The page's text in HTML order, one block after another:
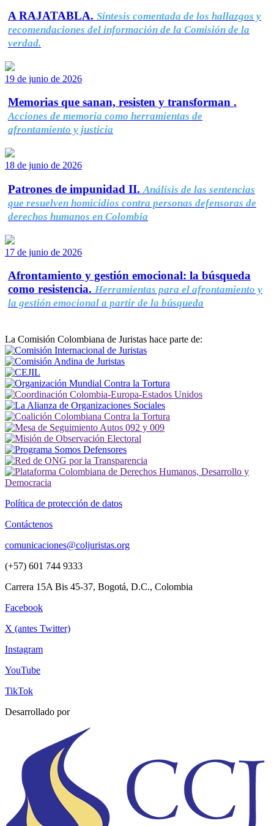
A RAJATABLA. Síntesis comentada de los hallazgos y
recomendaciones del información de la Comisión de la
verdad.
19 de junio de 2026
Memorias que sanan, resisten y transforman .
Acciones de memoria como herramientas de
afrontamiento y justicia
18 de junio de 2026
Patrones de impunidad II. Análisis de las sentencias
que resuelven homicidios contra personas defensoras de
derechos humanos en Colombia
17 de junio de 2026
Afrontamiento y gestión emocional: la búsqueda
como resistencia. Herramientas para el afrontamiento y
la gestión emocional a partir de la búsqueda
La Comisión Colombiana de Juristas hace parte de:
Política de protección de datos
Contáctenos
comunicaciones@coljuristas.org
(+57) 601 744 9333
Carrera 15A Bis 45-37, Bogotá, D.C., Colombia
Facebook
X (antes Twitter)
Instagram
YouTube
TikTok
Desarrollado por